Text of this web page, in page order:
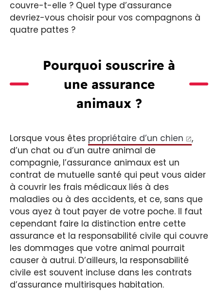
couvre-t-elle ? Quel type d’assurance
devriez-vous choisir pour vos compagnons à
quatre pattes ?
Pourquoi souscrire à
une assurance
animaux ?
Lorsque vous êtes propriétaire d’un chien
,
d’un chat ou d’un autre animal de
compagnie, l’assurance animaux est un
contrat de mutuelle santé qui peut vous aider
à couvrir les frais médicaux liés à des
maladies ou à des accidents, et ce, sans que
vous ayez à tout payer de votre poche. Il faut
cependant faire la distinction entre cette
assurance et la responsabilité civile qui couvre
les dommages que votre animal pourrait
causer à autrui. D’ailleurs, la responsabilité
civile est souvent incluse dans les contrats
d’assurance multirisques habitation.